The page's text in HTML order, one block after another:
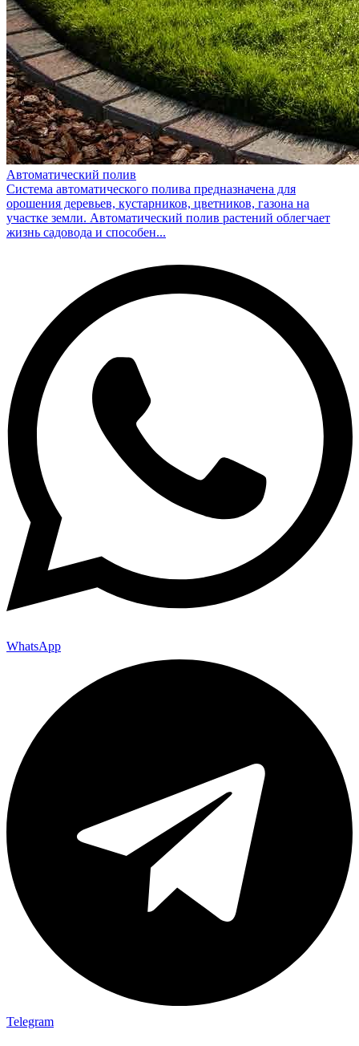
Автоматический полив
Система автоматического полива предназначена для
орошения деревьев, кустарников, цветников, газона на
участке земли. Автоматический полив растений облегчает
жизнь садовода и способен...
WhatsApp
Telegram